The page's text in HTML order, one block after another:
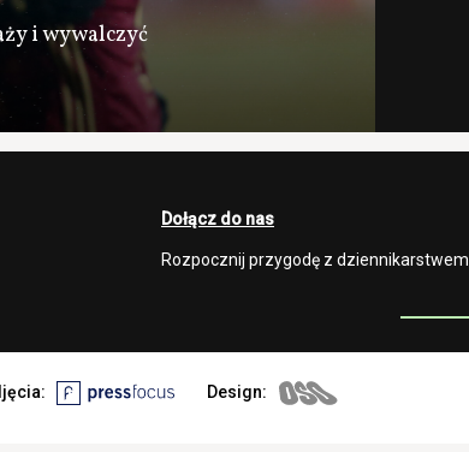
i wywalczyć
Dołącz do nas
Rozpocznij przygodę z dziennikarstwem
Design: